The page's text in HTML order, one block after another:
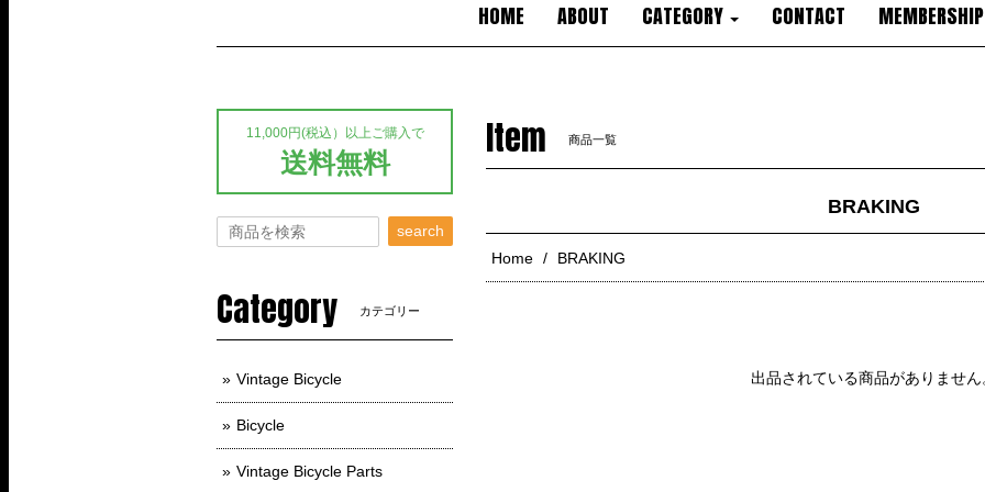
HOME ABOUT CATEGORY CONTACT MEMBERSHIP
Item 商品一覧
BRAKING
Home BRAKING
出品されている商品がありません
11,000円(税込）以上ご購入で
送料無料
search
Category カテゴリー
Vintage Bicycle
Bicycle
Vintage Bicycle Parts